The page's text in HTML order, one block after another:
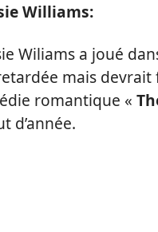
Williams:
Wiliams a joué
mais devrait
romantique «
d’année.